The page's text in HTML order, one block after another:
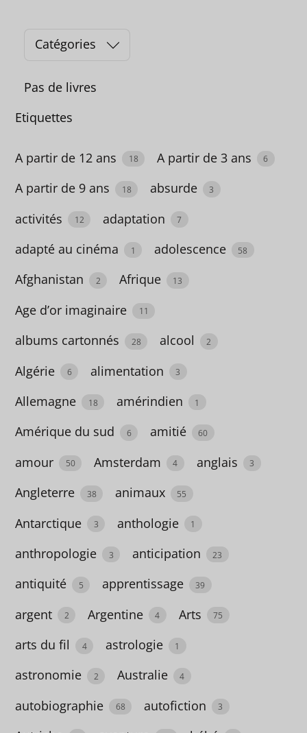
t
é
o
i
e
Club
Méthodes
de
français
15
de
6
Romans
Essais
147
Catégories
Pas de livres
Etiquettes
A partir de 12 ans 18 A partir de 3 ans 6
A partir de 9 ans 18 absurde 3
activités 12 adaptation 7
adapté au cinéma 1 adolescence 58
Afghanistan 2 Afrique 13
Age d’or imaginaire 11
albums cartonnés 28 alcool 2
Algérie 6 alimentation 3
Allemagne 18 amérindien 1
Amérique du sud 6 amitié 60
amour 50 Amsterdam 4 anglais 3
Angleterre 38 animaux 55
Antarctique 3 anthologie 1
anthropologie 3 anticipation 23
antiquité 5 apprentissage 39
argent 2 Argentine 4 Arts 75
arts du fil 4 astrologie 1
astronomie 2 Australie 4
autobiographie 68 autofiction 3